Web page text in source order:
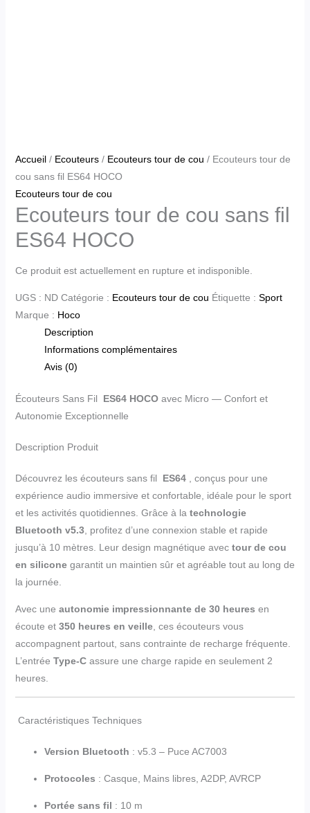
Accueil/ Ecouteurs/ Ecouteurs tour de cou / Ecouteurs tour de
cou sans fil ES64 HOCO
Ecouteurs tour de cou
Ecouteurs tour de cou sans fil
ES64 HOCO
Ce produit est actuellement en rupture et indisponible.
UGS : ND Catégorie : Ecouteurs tour de cou Étiquette : Sport
Marque : Hoco
Description
Informations complémentaires
Avis (0)
Écouteurs Sans Fil ES64 HOCOavec Micro — Confort et
Autonomie Exceptionnelle
Description Produit
Découvrez les écouteurs sans fil ES64
, conçus pour une
expérience audio immersive et confortable, idéale pour le sport
et les activités quotidiennes. Grâce à la technologie
Bluetooth v5.3, profitez d’une connexion stable et rapide
jusqu’à 10 mètres. Leur design magnétique avec tour de cou
en siliconegarantit un maintien sûr et agréable tout au long de
la journée.
Avec une autonomie impressionnante de 30 heures en
écoute et 350 heures en veille, ces écouteurs vous
accompagnent partout, sans contrainte de recharge fréquente.
L’entrée Type-Cassure une charge rapide en seulement 2
heures.
Caractéristiques Techniques
Version Bluetooth : v5.3 – Puce AC7003
Protocoles : Casque, Mains libres, A2DP, AVRCP
Portée sans fil : 10 m